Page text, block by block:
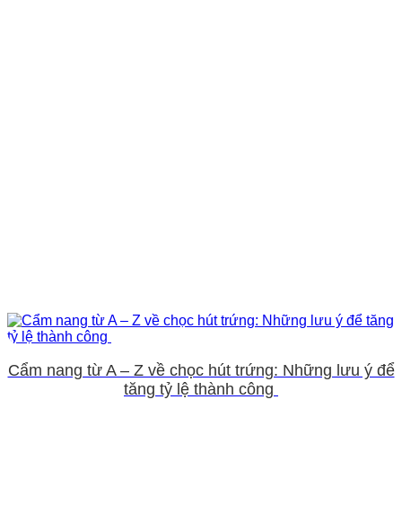
Cẩm nang từ A – Z về chọc hút trứng: Những lưu ý để
tăng tỷ lệ thành công